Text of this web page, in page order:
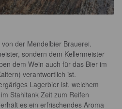
der Mendelbier Brauerei.
sondern dem Kellermeister
dem Wein auch für das Bier im
verantwortlich ist.
Lagerbier ist, welchem
Stahltank Zeit zum Reifen
es ein erfrischendes Aroma